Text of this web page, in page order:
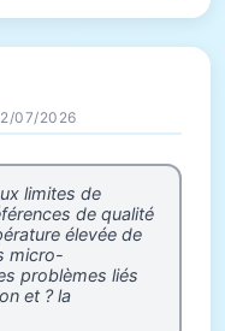
07/2026
limites de
de qualité
élevée de
micro-
problèmes liés
et ? la